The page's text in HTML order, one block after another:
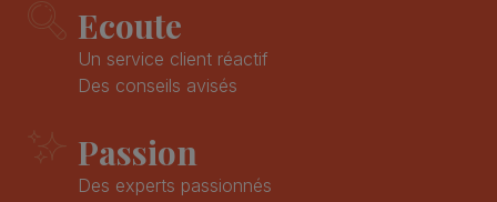
Ecoute
Un service client réactif
Des conseils avisés
Passion
Des experts passionnés